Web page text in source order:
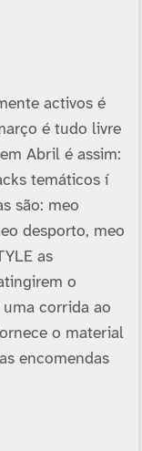
activos é
é tudo livre
Abril é assim:
temáticos í
são: meo
desporto, meo
as
o
corrida ao
o material
encomendas